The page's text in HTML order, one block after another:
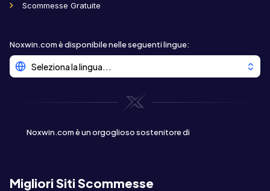
Scommesse Gratuite
Migliori Siti Scommesse
Noxwin.com è disponibile nelle seguenti lingue:
Seleziona la lingua...
Noxwin.com è un orgoglioso sostenitore di